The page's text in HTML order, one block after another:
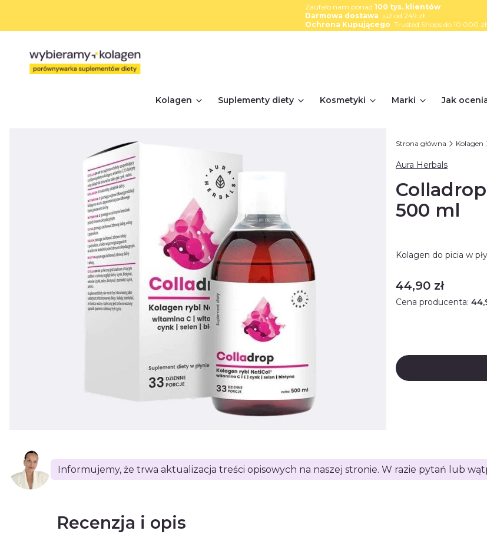
Zaufało nam ponad 100 tys. klientów
Darmowa dostawa już od 249 zł
Ochrona Kupującego Trusted Shops do 10 000 zł
Kolagen Suplementy diety Kosmetyki Marki Jak
Strona główna Kolagen
Aura Herbals
500 ml
Kolagen do picia w
Cena
44,90 zł
Cena producenta:
Informujemy, że trwa aktualizacja treści opisowych na naszej stronie. W razie pytań lub
Recenzja i opis